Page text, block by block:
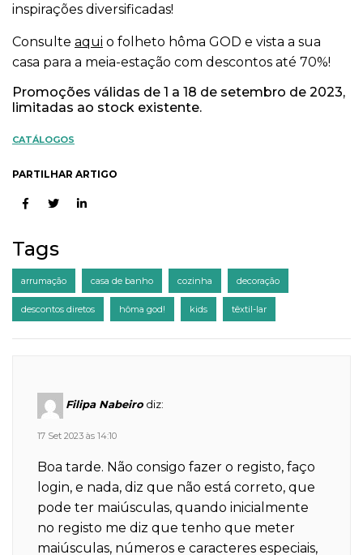
inspirações diversificadas!
Consulte aqui o folheto hôma GOD e vista a sua
casa para a meia-estação com descontos até 70%!
Promoções válidas de 1 a 18 de setembro de 2023,
limitadas ao stock existente.
CATÁLOGOS
PARTILHAR ARTIGO
Tags
arrumação casa de banho cozinha decoração
descontos diretos hôma god! kids têxtil-lar
Filipa Nabeiro diz:
17 Set 2023 às 14:10
Boa tarde. Não consigo fazer o registo, faço
login, e nada, diz que não está correto, que
pode ter maiúsculas, quando inicialmente
no registo me diz que tenho que meter
maiúsculas, números e caracteres especiais,